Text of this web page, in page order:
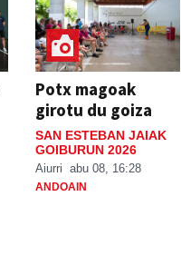
Potx magoak
girotu du goiza
SAN ESTEBAN JAIAK
GOIBURUN 2026
Aiurri abu 08, 16:28
ANDOAIN